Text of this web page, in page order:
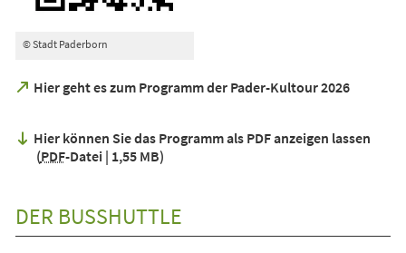
© Stadt Paderborn
Hier geht es zum Programm der Pader-Kultour 2026
(Öffnet
neuen
Tab)
Hier können Sie das Programm als PDF anzeigen lassen
PDF-Datei 1,55 MB
DER BUSSHUTTLE